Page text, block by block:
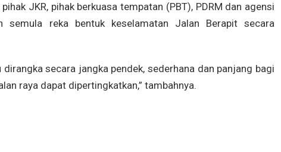
JKR, pihak berkuasa tempatan (PBT), PDRM dan agensi
semula reka bentuk keselamatan Jalan Berapit secara
secara jangka pendek, sederhana dan panjang bagi
raya dapat dipertingkatkan,” tambahnya.